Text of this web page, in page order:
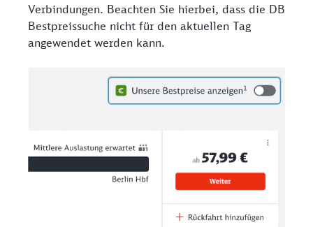
Verbindungen. Beachten Sie hierbei, dass die DB
Bestpreissuche nicht für den aktuellen Tag
angewendet werden kann.